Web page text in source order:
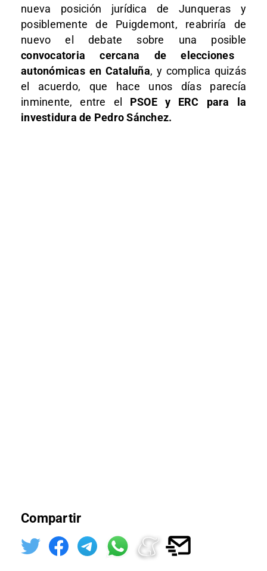
nueva posición jurídica de Junqueras y
posiblemente de Puigdemont, reabriría de
nuevo el debate sobre una posible
convocatoria cercana de elecciones
autonómicas en Cataluña, y complica quizás
el acuerdo, que hace unos días parecía
inminente, entre el PSOE y ERC para la
investidura de Pedro Sánchez.
Compartir